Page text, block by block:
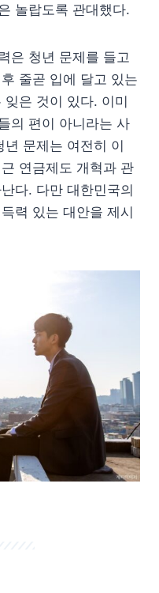
놀랍도록 관대했다.
은 청년 문제를 들고
줄곧 입에 달고 있는
은 것이 있다. 이미
의 편이 아니라는 사
문제는 여전히 이
연금제도 개혁과 관
다. 다만 대한민국의
력 있는 대안을 제시